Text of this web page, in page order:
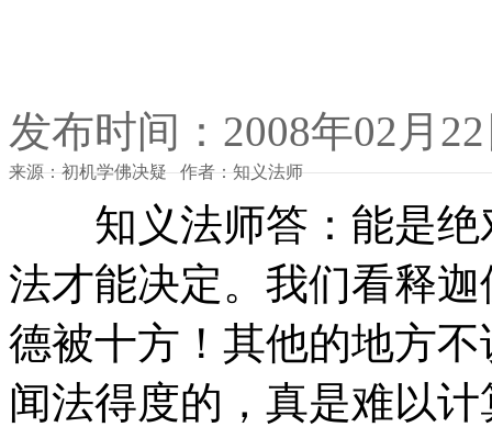
发布时间：2008年02月
来源：初机学佛决疑 作者：知义法师
知义法师答：能是绝
法才能决定。我们看释
德被十方！其他的地方
闻法得度的，真是难以